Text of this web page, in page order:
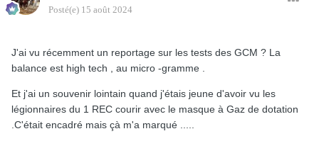
Posté(e) 15 août 2024
J'ai vu récemment un reportage sur les tests des GCM ? La
balance est high tech , au micro -gramme .
Et j'ai un souvenir lointain quand j'étais jeune d'avoir vu les
légionnaires du 1 REC courir avec le masque à Gaz de dotation
.C'était encadré mais çà m'a marqué .....